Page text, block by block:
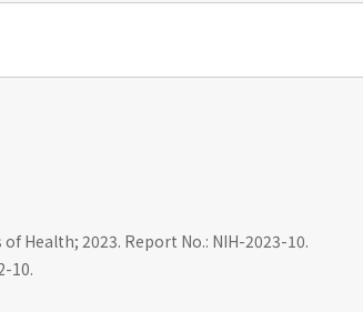
Health; 2023. Report No.: NIH-2023-10.
10.